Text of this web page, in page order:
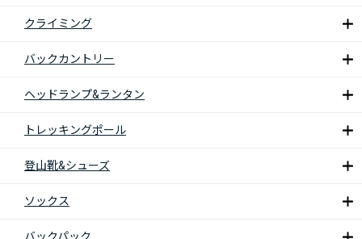
クライミング
バックカントリー
ヘッドランプ&ランタン
トレッキングポール
登山靴&シューズ
ソックス